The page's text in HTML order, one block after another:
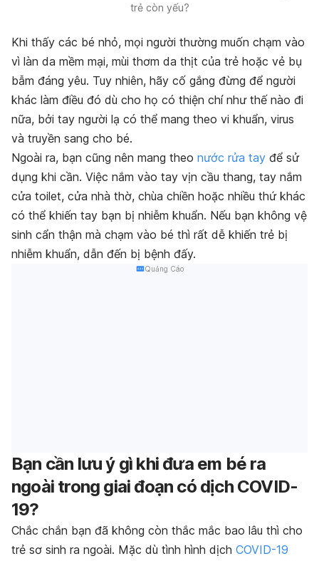
trẻ còn yếu?
Khi thấy các bé nhỏ, mọi người thường muốn chạm vào
vì làn da mềm mại, mùi thơm da thịt của trẻ hoặc vẻ bụ
bẫm đáng yêu. Tuy nhiên, hãy cố gắng đừng để người
khác làm điều đó dù cho họ có thiện chí như thế nào đi
nữa, bởi tay người lạ có thể mang theo vi khuẩn, virus
và truyền sang cho bé.
Ngoài ra, bạn cũng nên mang theo nước rửa tay để sử
dụng khi cần. Việc nắm vào tay vịn cầu thang, tay nắm
cửa toilet, cửa nhà thờ, chùa chiền hoặc nhiều thứ khác
có thể khiến tay bạn bị nhiễm khuẩn. Nếu bạn không vệ
sinh cẩn thận mà chạm vào bé thì rất dễ khiến trẻ bị
nhiễm khuẩn, dẫn đến bị bệnh đấy.
Quảng Cáo
Bạn cần lưu ý gì khi đưa em bé ra
ngoài trong giai đoạn có dịch COVID-
19?
Chắc chắn bạn đã không còn thắc mắc bao lâu thì cho
trẻ sơ sinh ra ngoài. Mặc dù tình hình dịch COVID-19